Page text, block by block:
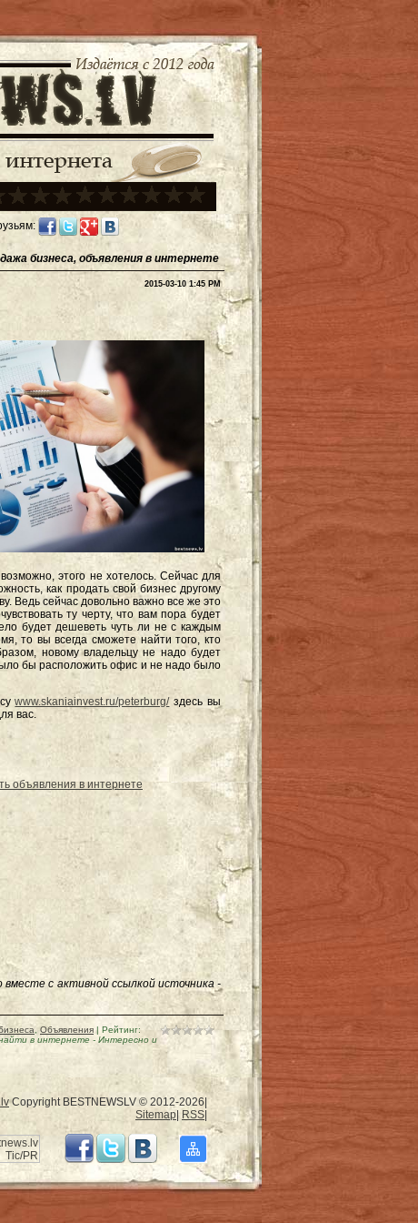
бизнеса, объявления в интернете
2015-03-10 1:45 PM
этого не хотелось. Сейчас для
как продать свой бизнес другому
Ведь сейчас довольно важно все же это
ту черту, что вам пора будет
будет дешеветь чуть ли не с каждым
то вы всегда сможете найти того, кто
новому владельцу не надо будет
бы расположить офис и не надо было
www.skaniainvest.ru/peterburg/здесь вы
вас.
объявления в интернете
с активной ссылкой источника -
Объявления | Рейтинг:
в интернете - Интересно и
Copyright BESTNEWSLV © 2012-2026
Sitemap| RSS